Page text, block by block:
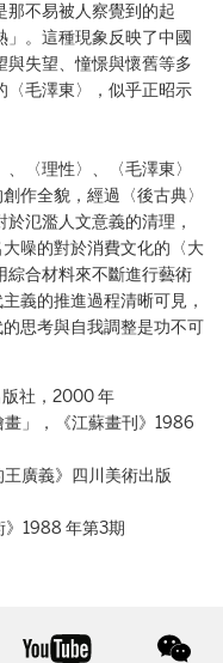
那不易被人察覺到的起
。這種現象反映了中國
與失望、憧憬與懷舊等多
〈毛澤東〉，似乎正昭示
〈理性〉、〈毛澤東〉
作全貌，經過〈後古典〉
氾濫人文意義的清理，
噪的對於消費文化的〈大
綜合材料來不斷進行藝術
義的推進過程清晰可見，
思考與自我調整是功不可
版社，2000 年
」，《江蘇畫刊》1986
廣義》四川美術出版
》1988 年第3期
youtube